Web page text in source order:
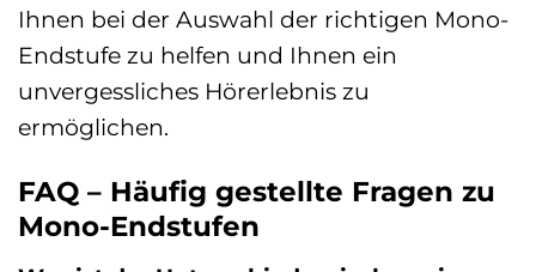
Ihnen bei der Auswahl der richtigen Mono-
Endstufe zu helfen und Ihnen ein
unvergessliches Hörerlebnis zu
ermöglichen.
FAQ – Häufig gestellte Fragen zu
Mono-Endstufen